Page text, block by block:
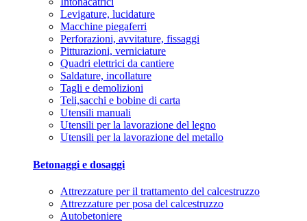
Levigature, lucidature
Macchine piegaferri
Perforazioni, avvitature, fissaggi
Pitturazioni, verniciature
Quadri elettrici da cantiere
Saldature, incollature
Tagli e demolizioni
Teli,sacchi e bobine di carta
Utensili manuali
Utensili per la lavorazione del legno
Utensili per la lavorazione del metallo
Betonaggi e dosaggi
Attrezzature per il trattamento del calcestruzzo
Attrezzature per posa del calcestruzzo
Autobetoniere